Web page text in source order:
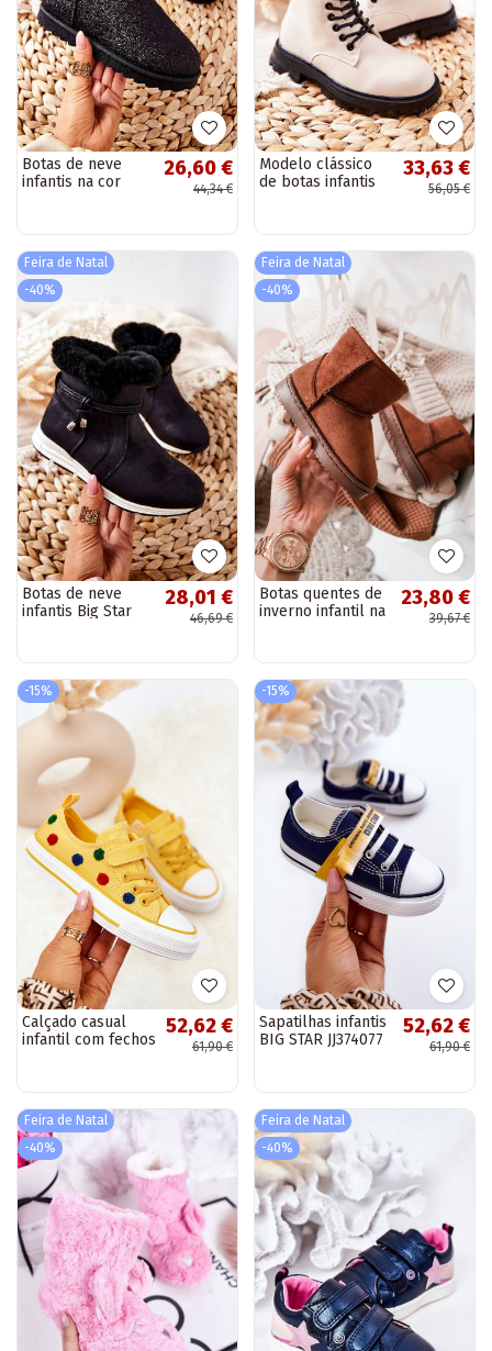
Botas de neve
infantis na cor
26,60 €
44,34 €
Modelo clássico
de botas infantis
33,63 €
56,05 €
Feira de Natal
-40%
Botas de neve
infantis Big Star
28,01 €
46,69 €
Feira de Natal
-40%
Botas quentes de
inverno infantil na
23,80 €
39,67 €
-15%
Calçado casual
infantil com fechos
52,62 €
61,90 €
-15%
Sapatilhas infantis
BIG STAR JJ374077
52,62 €
61,90 €
Feira de Natal
-40%
Feira de Natal
-40%